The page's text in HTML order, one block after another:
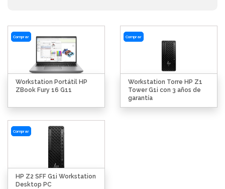
Comprar
Workstation Portátil HP
ZBook Fury 16 G11
Comprar
Workstation Torre HP Z1
Tower G1i con 3 años de
garantía
Comprar
HP Z2 SFF G1i Workstation
Desktop PC